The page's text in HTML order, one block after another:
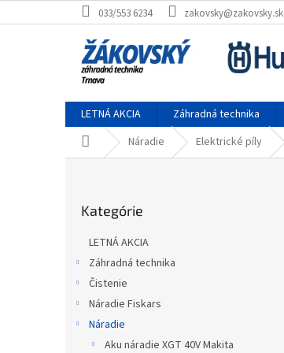
033/553 6234 zakovsky@zakovsky.sk
LETNÁ AKCIA Záhradná technika
DomovNáradie Elektrické píly
Kategórie
LETNÁ AKCIA
Záhradná technika
Čistenie
Náradie Fiskars
Náradie
Aku náradie XGT 40V Makita